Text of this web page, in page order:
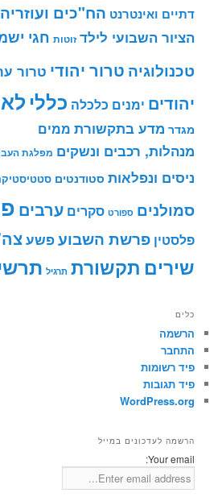
דתיים ואינטרנט הח"כים
הציור השבועי לילד זוטות חגי
טכנולוגיה טרור יהודי טרור
יהודים ימנים כלכלה כללי
מגדר מדע בתקשורת ממים
מנהלות, רכבים ונשקים מפלגת
ניסים ונפלאות סטודנטים
סמולנים ספורט סקרים ערבים
פלסטין פרשת השבועפשע
שירים תקשורת תרגיל
כלים
הרשמה
התחבר
פיד רשומות
פיד תגובות
WordPress.org
הרשמה לעדכונים במייל
Your email: